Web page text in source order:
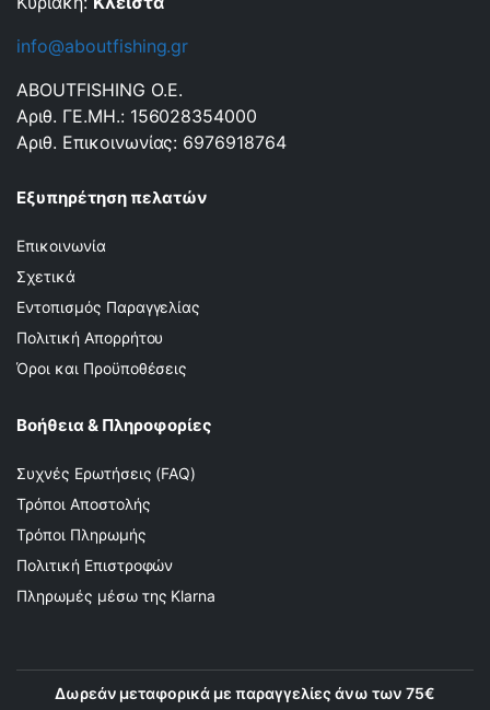
info@aboutfishing.gr
ABOUTFISHING Ο.Ε.
Αριθ. ΓΕ.ΜΗ.: 156028354000
Αριθ. Επικοινωνίας: 6976918764
Εξυπηρέτηση πελατών
Επικοινωνία
Σχετικά
Εντοπισμός Παραγγελίας
Πολιτική Απορρήτου
Όροι και Προϋποθέσεις
Βοήθεια & Πληροφορίες
Συχνές Ερωτήσεις (FAQ)
Τρόποι Αποστολής
Τρόποι Πληρωμής
Πολιτική Επιστροφών
Πληρωμές μέσω της Klarna
Δωρεάν μεταφορικά με παραγγελίες άνω των 75€